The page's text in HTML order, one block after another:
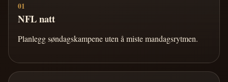
01
NFL natt
Planlegg søndagskampene uten å miste mandagsrytmen.